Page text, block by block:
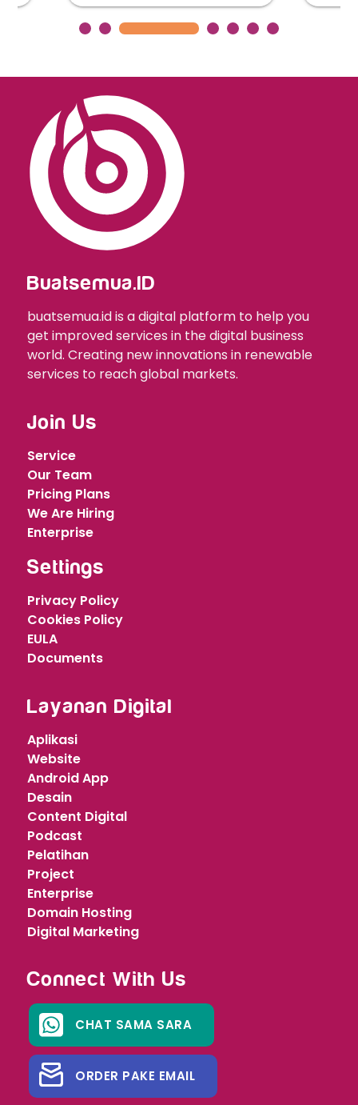
Buatsemua.ID
buatsemua.id is a digital platform to help you
get improved services in the digital business
world. Creating new innovations in renewable
services to reach global markets.
Join Us
Service
Our Team
Pricing Plans
We Are Hiring
Enterprise
Settings
Privacy Policy
Cookies Policy
EULA
Documents
Layanan Digital
Aplikasi
Website
Android App
Desain
Content Digital
Podcast
Pelatihan
Project
Enterprise
Domain Hosting
Digital Marketing
Connect With Us
CHAT SAMA SARA
ORDER PAKE EMAIL